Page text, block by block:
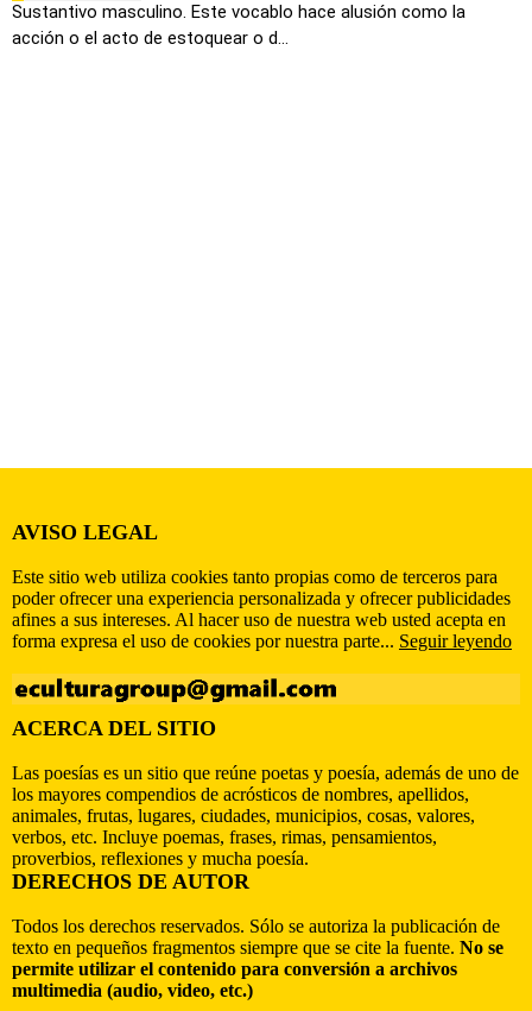
Sustantivo masculino. Este vocablo hace alusión como la
acción o el acto de estoquear o d...
AVISO LEGAL
Este sitio web utiliza cookies tanto propias como de terceros para
poder ofrecer una experiencia personalizada y ofrecer publicidades
afines a sus intereses. Al hacer uso de nuestra web usted acepta en
forma expresa el uso de cookies por nuestra parte... Seguir leyendo
ACERCA DEL SITIO
Las poesías es un sitio que reúne poetas y poesía, además de uno de
los mayores compendios de acrósticos de nombres, apellidos,
animales, frutas, lugares, ciudades, municipios, cosas, valores,
verbos, etc. Incluye poemas, frases, rimas, pensamientos,
proverbios, reflexiones y mucha poesía.
DERECHOS DE AUTOR
Todos los derechos reservados. Sólo se autoriza la publicación de
texto en pequeños fragmentos siempre que se cite la fuente. No se
permite utilizar el contenido para conversión a archivos
multimedia (audio, video, etc.)